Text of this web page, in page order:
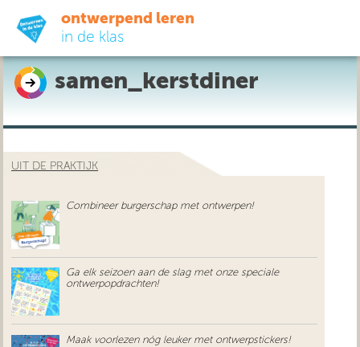
ontwerpend leren
in de klas
ready-to-go
do-it-yourself
uit de praktijk
over ons
samen_kerstdiner
UIT DE PRAKTIJK
Combineer burgerschap met ontwerpen!
Ga elk seizoen aan de slag met onze speciale
ontwerpopdrachten!
Maak voorlezen nóg leuker met ontwerpstickers!